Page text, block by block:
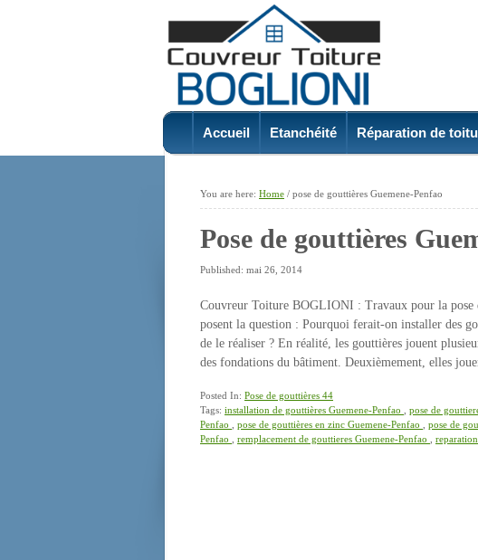
Accueil Etanchéité Réparation de
You are here: Home / pose de gouttières Guemene-Penfao
Pose de gouttières
Published: mai 26, 2014
Couvreur Toiture BOGLIONI : Travaux pour la pose
posent la question : Pourquoi ferait-on installer des
de le réaliser ? En réalité, les gouttières jouent
des fondations du bâtiment. Deuxièmement, elles
Posted In: Pose de gouttières 44
Tags: installation de gouttières Guemene-Penfao pose de
Penfao
pose de gouttières en zinc Guemene-Penfao pose de
Penfao
remplacement de gouttieres Guemene-Penfao